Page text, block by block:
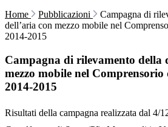
Home Pubblicazioni
Campagna di
dell’aria con mezzo mobile nel
2014-2015
Campagna di rilevamento della
mezzo mobile nel
2014-2015
Risultati della campagna realizzata dal 4/